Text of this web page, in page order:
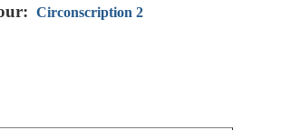
Circonscription 2